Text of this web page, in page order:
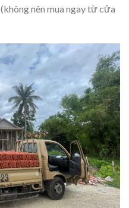
(không nên mua ngay từ cửa